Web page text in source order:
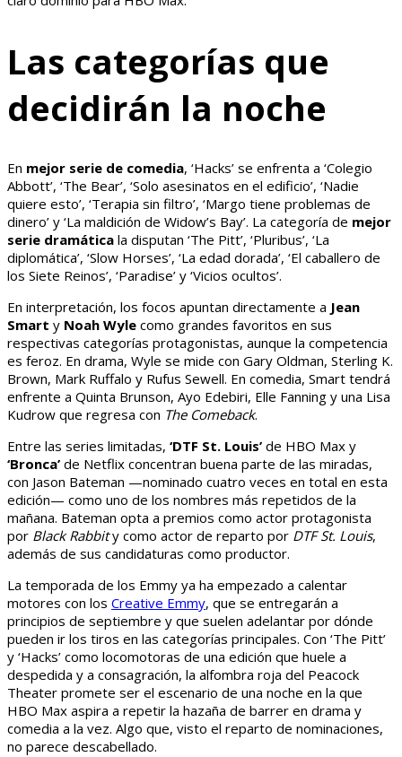
Las categorías que
decidirán la noche
En mejor serie de comedia, ‘Hacks’ se enfrenta a ‘Colegio
Abbott’, ‘The Bear’, ‘Solo asesinatos en el edificio’, ‘Nadie
quiere esto’, ‘Terapia sin filtro’, ‘Margo tiene problemas de
dinero’ y ‘La maldición de Widow’s Bay’. La categoría de mejor
serie dramática la disputan ‘The Pitt’, ‘Pluribus’, ‘La
diplomática’, ‘Slow Horses’, ‘La edad dorada’, ‘El caballero de
los Siete Reinos’, ‘Paradise’ y ‘Vicios ocultos’.
En interpretación, los focos apuntan directamente a Jean
Smart y Noah Wyle como grandes favoritos en sus
respectivas categorías protagonistas, aunque la competencia
es feroz. En drama, Wyle se mide con Gary Oldman, Sterling K.
Brown, Mark Ruffalo y Rufus Sewell. En comedia, Smart tendrá
enfrente a Quinta Brunson, Ayo Edebiri, Elle Fanning y una Lisa
Kudrow que regresa con The Comeback.
Entre las series limitadas, ‘DTF St. Louis’ de HBO Max y
‘Bronca’ de Netflix concentran buena parte de las miradas,
con Jason Bateman —nominado cuatro veces en total en esta
edición— como uno de los nombres más repetidos de la
mañana. Bateman opta a premios como actor protagonista
por Black Rabbity como actor de reparto por DTF St. Louis,
además de sus candidaturas como productor.
La temporada de los Emmy ya ha empezado a calentar
motores con los Creative Emmy, que se entregarán a
principios de septiembre y que suelen adelantar por dónde
pueden ir los tiros en las categorías principales. Con ‘The Pitt’
y ‘Hacks’ como locomotoras de una edición que huele a
despedida y a consagración, la alfombra roja del Peacock
Theater promete ser el escenario de una noche en la que
HBO Max aspira a repetir la hazaña de barrer en drama y
comedia a la vez. Algo que, visto el reparto de nominaciones,
no parece descabellado.